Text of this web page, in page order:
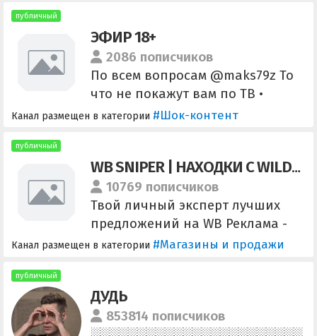
https://t.me/parlamentchr
публичный
ЭФИР 18+
2086 пописчиков
По всем вопросам @maks79z То
что не покажут вам по ТВ •
Новости без морали • Безумные
поражает своей человеческой
глупостью.
Канал размещен в категории #Шок-контент
публичный
WB SNIPER | НАХОДКИ С WILDBERRIES | СКИДКИ | АКЦИИ
10769 пописчиков
Твой личный эксперт лучших
предложений на WB Реклама -
@Travel_Love_Educate Ссылка на
6dbad8674d7722669e03
Канал размещен в категории #Магазины и продажи
публичный
ДУДЬ
853814 пописчиков